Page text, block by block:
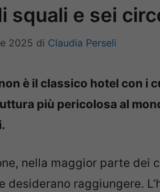
squali e sei
2025 di Claudia Perseli
è il classico hotel con i
più pericolosa al
nella maggior parte dei
desiderano raggiungere.